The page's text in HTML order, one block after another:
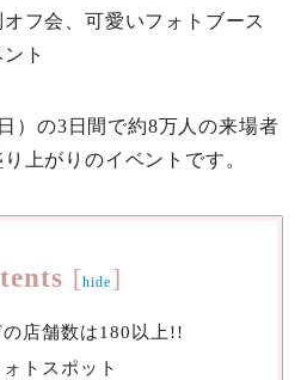
フ会、可愛いフォトブース
ト
）の3日間で約8万人の来場者
上がりのイベントです。
[hide ]
の店舗数は180以上!!
トスポット